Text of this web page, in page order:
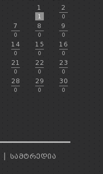
1
1
2
0
7
0
8
0
9
0
14
0
15
0
16
0
21
0
22
0
23
0
28
0
29
0
30
0
ᲡᲐᲛᲢᲠᲔᲓᲘᲐ